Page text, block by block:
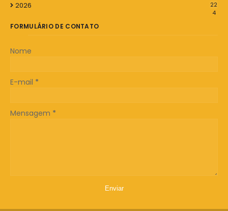
2026
22
4
FORMULÁRIO DE CONTATO
Nome
E-mail *
Mensagem *